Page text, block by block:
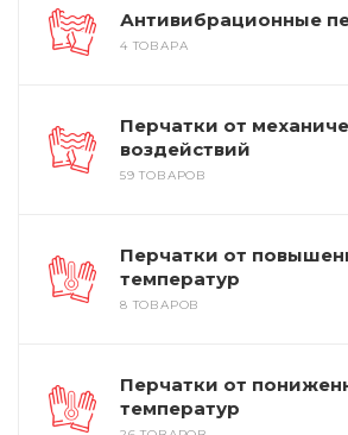
Антивибрационные
4 ТОВАРА
Перчатки от
воздействий
59 ТОВАРОВ
Перчатки от
температур
8 ТОВАРОВ
Перчатки от
температур